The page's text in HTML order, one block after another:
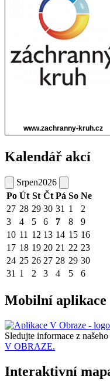
Kalendář akcí
Srpen2026
Po Út St Čt Pá So Ne
27 28 29 30 31 1
2
3
4 5 6 7 8
9
10 11 12 13 14 15 16
17 18 19 20 21 22 23
24 25 26 27 28 29 30
31 1 2 3 4 5 6
Mobilní aplikace
Sledujte informace z
V OBRAZE.
Interaktivní